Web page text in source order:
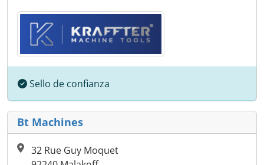
Sello de confianza
Bt Machines
32 Rue Guy Moquet